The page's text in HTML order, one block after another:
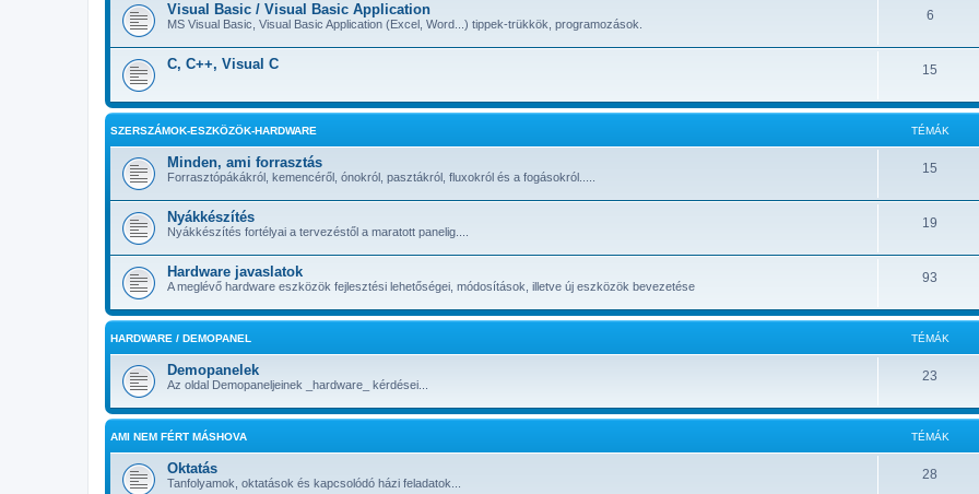
Visual Basic / Visual Basic Application
MS Visual Basic, Visual Basic Application (Excel, Word...) tippek-trükkök, programozások.
6
C, C++, Visual C 15
SZERSZÁMOK-ESZKÖZÖK-HARDWARE TÉMÁK
Minden, ami forrasztás
Forrasztópákákról, kemencéről, ónokról, pasztákról, fluxokról és a fogásokról.....
15
Nyákkészítés
Nyákkészítés fortélyai a tervezéstől a maratott panelig....
19
Hardware javaslatok
A meglévő hardware eszközök fejlesztési lehetőségei, módosítások, illetve új eszközök bevezetése
93
HARDWARE / DEMOPANEL TÉMÁK
Demopanelek
Az oldal Demopaneljeinek _hardware_ kérdései...
23
AMI NEM FÉRT MÁSHOVA TÉMÁK
Oktatás
Tanfolyamok, oktatások és kapcsolódó házi feladatok...
28